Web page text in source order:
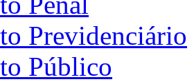
Previdenciário
Público